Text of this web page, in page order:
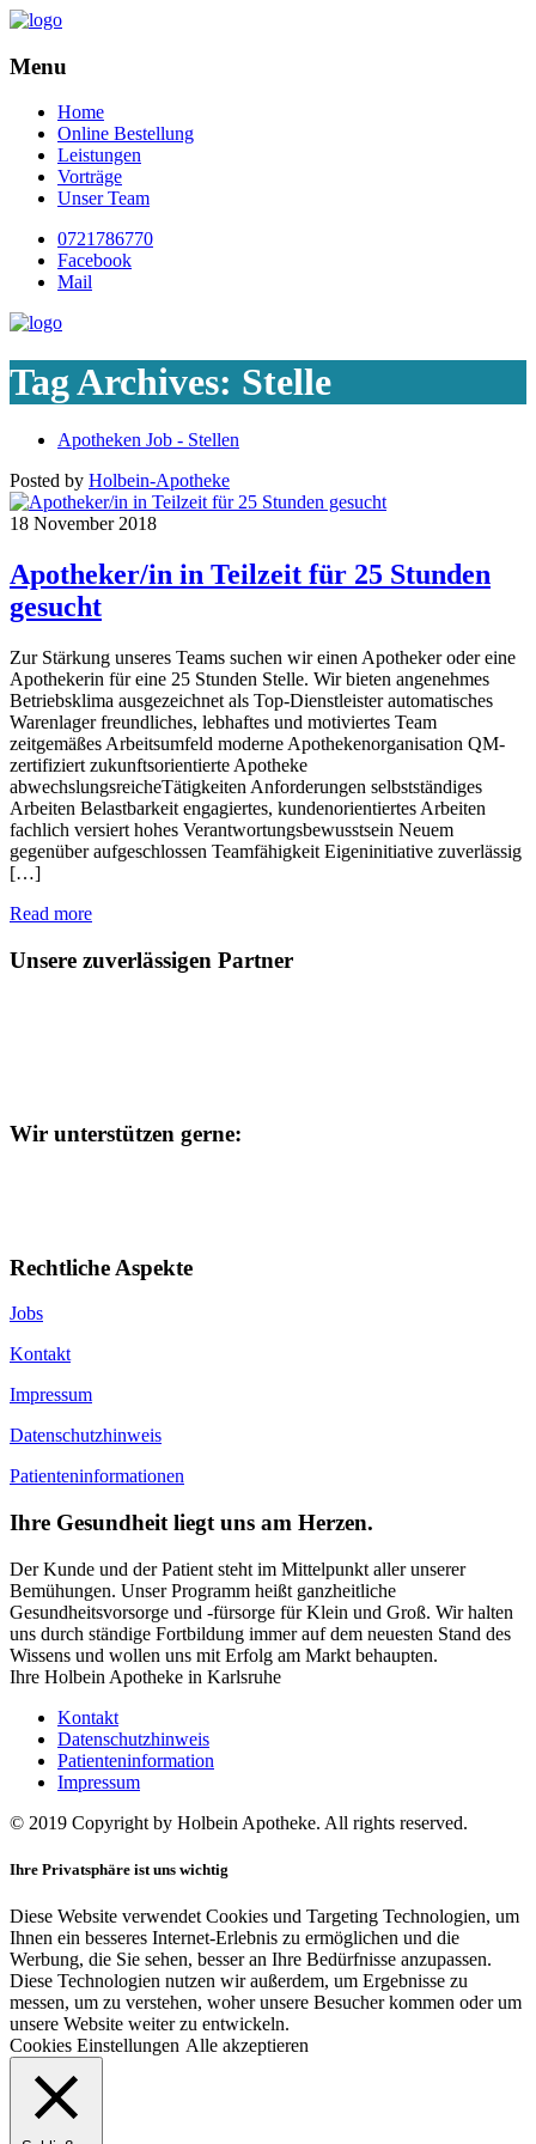
Menu
Home
Online Bestellung
Leistungen
Vorträge
Unser Team
0721786770
Facebook
Mail
Tag Archives: Stelle
Apotheken Job - Stellen
Posted by Holbein-Apotheke
18 November 2018
Apotheker/in in Teilzeit für 25 Stunden
gesucht
Zur Stärkung unseres Teams suchen wir einen Apotheker oder eine
Apothekerin für eine 25 Stunden Stelle. Wir bieten angenehmes
Betriebsklima ausgezeichnet als Top-Dienstleister automatisches
Warenlager freundliches, lebhaftes und motiviertes Team
zeitgemäßes Arbeitsumfeld moderne Apothekenorganisation QM-
zertifiziert zukunftsorientierte Apotheke
abwechslungsreicheTätigkeiten Anforderungen selbstständiges
Arbeiten Belastbarkeit engagiertes, kundenorientiertes Arbeiten
fachlich versiert hohes Verantwortungsbewusstsein Neuem
gegenüber aufgeschlossen Teamfähigkeit Eigeninitiative zuverlässig
[…]
Read more
Unsere zuverlässigen Partner
Wir unterstützen gerne:
Rechtliche Aspekte
Jobs
Kontakt
Impressum
Datenschutzhinweis
Patienteninformationen
Ihre Gesundheit liegt uns am Herzen.
Der Kunde und der Patient steht im Mittelpunkt aller unserer
Bemühungen. Unser Programm heißt ganzheitliche
Gesundheitsvorsorge und -fürsorge für Klein und Groß. Wir halten
uns durch ständige Fortbildung immer auf dem neuesten Stand des
Wissens und wollen uns mit Erfolg am Markt behaupten.
Ihre Holbein Apotheke in Karlsruhe
Kontakt
Datenschutzhinweis
Patienteninformation
Impressum
© 2019 Copyright by Holbein Apotheke. All rights reserved.
Ihre Privatsphäre ist uns wichtig
Diese Website verwendet Cookies und Targeting Technologien, um
Ihnen ein besseres Internet-Erlebnis zu ermöglichen und die
Werbung, die Sie sehen, besser an Ihre Bedürfnisse anzupassen.
Diese Technologien nutzen wir außerdem, um Ergebnisse zu
messen, um zu verstehen, woher unsere Besucher kommen oder um
unsere Website weiter zu entwickeln.
Cookies Einstellungen Alle akzeptieren